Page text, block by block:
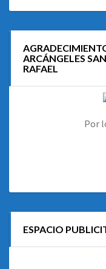
ARCÁNGELES
RAFAEL
Por
ESPACIO